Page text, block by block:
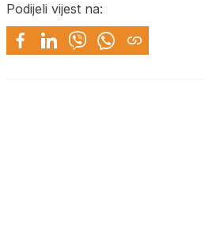
Podijeli vijest na: